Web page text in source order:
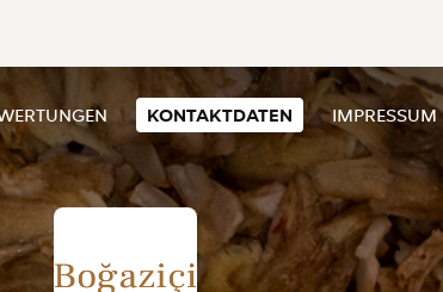
KONTAKTDATEN IMPRESSUM